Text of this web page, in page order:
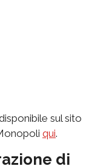
sul sito
qui.
di